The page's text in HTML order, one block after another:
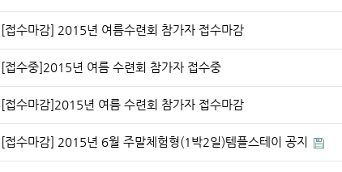
[접수마감] 2015년 여름수련회 참가자 접수마감
[접수중]2015년 여름 수련회 참가자 접수중
[접수마감]2015년 여름 수련회 참가자 접수마감
[접수마감] 2015년 6월 주말체험형(1박2일)템플스테이 공지